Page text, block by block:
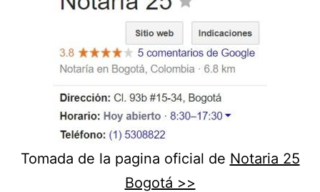
Tomada de la pagina oficial de Notaria 25
Bogotá >>